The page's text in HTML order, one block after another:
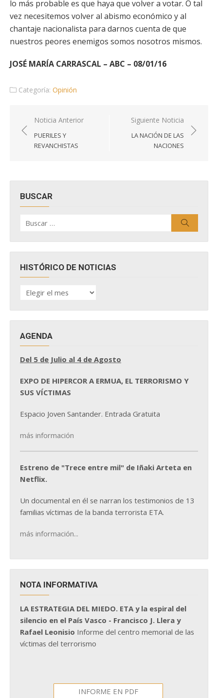
lo más probable es que haya que volver a votar. O tal
vez necesitemos volver al abismo económico y al
chantaje nacionalista para darnos cuenta de que
nuestros peores enemigos somos nosotros mismos.
JOSÉ MARÍA CARRASCAL – ABC – 08/01/16
Categoría: Opinión
Navegación
de
entradas
Noticia Anterior
PUERILES Y
REVANCHISTAS
Siguiente Noticia
LA NACIÓN DE LAS
NACIONES
BUSCAR
por:
HISTÓRICO DE NOTICIAS
HISTÓRICO
DE
AGENDA
Del 5 de Julio al 4 de Agosto
EXPO DE HIPERCOR A ERMUA, EL TERRORISMO Y
SUS VÍCTIMAS
Espacio Joven Santander. Entrada Gratuita
más información
Estreno de "Trece entre mil" de Iñaki Arteta en
Netflix.
Un documental en él se narran los testimonios de 13
familias víctimas de la banda terrorista ETA.
más información...
NOTA INFORMATIVA
LA ESTRATEGIA DEL MIEDO. ETA y la espiral del
silencio en el País Vasco - Francisco J. Llera y
Rafael Leonisio Informe del centro memorial de las
víctimas del terrorismo
INFORME EN PDF